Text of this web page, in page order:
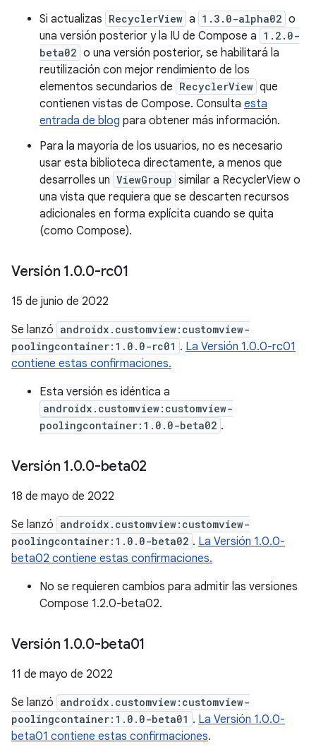
Si actualizas RecyclerView a 1.3.0-alpha02 o
una versión posterior y la IU de Compose a 1.2.0-
beta02 o una versión posterior, se habilitará la
reutilización con mejor rendimiento de los
elementos secundarios de RecyclerView que
contienen vistas de Compose. Consulta esta
entrada de blog para obtener más información.
Para la mayoría de los usuarios, no es necesario
usar esta biblioteca directamente, a menos que
desarrolles un ViewGroup similar a RecyclerView o
una vista que requiera que se descarten recursos
adicionales en forma explícita cuando se quita
(como Compose).
Versión 1.0.0-rc01
15 de junio de 2022
Se lanzó androidx.customview:customview-
poolingcontainer:1.0.0-rc01 . La Versión 1.0.0-rc01
contiene estas confirmaciones.
Esta versión es idéntica a
androidx.customview:customview-
poolingcontainer:1.0.0-beta02 .
Versión 1.0.0-beta02
18 de mayo de 2022
Se lanzó androidx.customview:customview-
poolingcontainer:1.0.0-beta02 . La Versión 1.0.0-
beta02 contiene estas confirmaciones.
No se requieren cambios para admitir las versiones
Compose 1.2.0-beta02.
Versión 1.0.0-beta01
11 de mayo de 2022
Se lanzó androidx.customview:customview-
poolingcontainer:1.0.0-beta01 . La Versión 1.0.0-
beta01 contiene estas confirmaciones.